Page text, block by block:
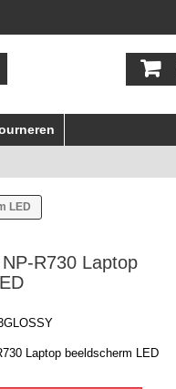
LED
R730 Laptop
Laptop beeldscherm LED